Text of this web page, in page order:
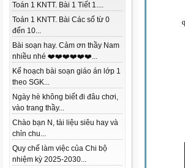
Toán 1 KNTT. Bài 1 Tiết 1....
Toán 1 KNTT. Bài Các số từ 0
đến 10...
Bài soạn hay. Cảm ơn thầy Nam
nhiều nhé ❤️❤️❤️❤️❤️❤️...
Kế hoạch bài soạn giáo án lớp 1
theo SGK...
Ngày hè không biết đi đâu chơi,
vào trang thầy...
Chào bạn N, tài liệu siêu hay và
chỉn chu...
Quy chế làm việc của Chi bộ
nhiệm kỳ 2025-2030...